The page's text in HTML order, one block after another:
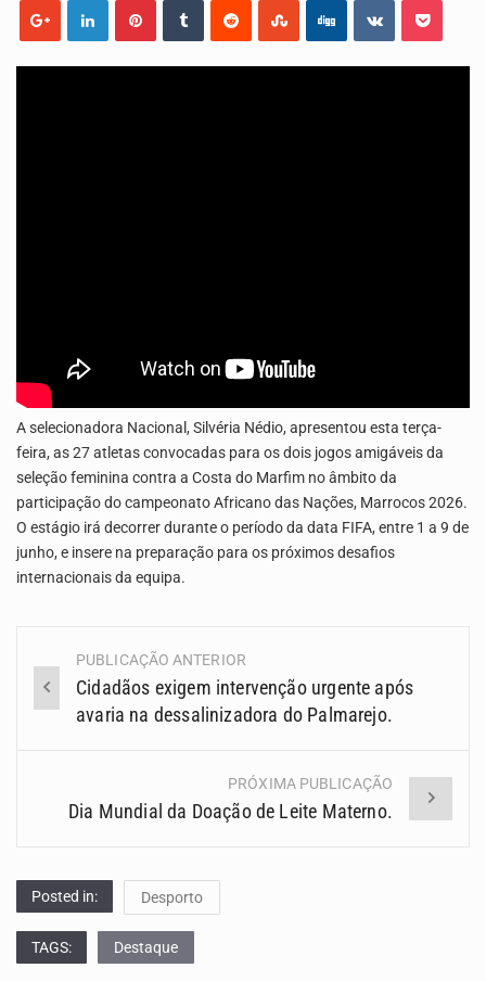
A selecionadora Nacional, Silvéria Nédio, apresentou esta terça-
feira, as 27 atletas convocadas para os dois jogos amigáveis da
seleção feminina contra a Costa do Marfim no âmbito da
participação do campeonato Africano das Nações, Marrocos 2026.
O estágio irá decorrer durante o período da data FIFA, entre 1 a 9 de
junho, e insere na preparação para os próximos desafios
internacionais da equipa.
Navegação
(Posts)
PUBLICAÇÃO ANTERIOR
Cidadãos exigem intervenção urgente após
avaria na dessalinizadora do Palmarejo.
PRÓXIMA PUBLICAÇÃO
Dia Mundial da Doação de Leite Materno.
Posted in: Desporto
TAGS: Destaque